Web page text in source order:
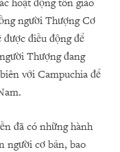
hoạt động tôn giáo
người Thượng Cơ
điều động để
Thượng đang
với Campuchia để
đã có những hành
người cơ bản, bao